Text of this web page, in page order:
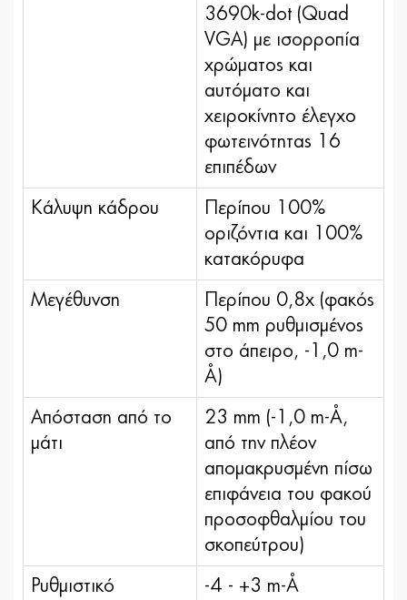
3690k-dot (Quad
VGA) με ισορροπία
χρώματος και
αυτόματο και
χειροκίνητο έλεγχο
φωτεινότητας 16
επιπέδων
Κάλυψη κάδρου
Περίπου 100%
οριζόντια και 100%
κατακόρυφα
Μεγέθυνση
Περίπου 0,8x (φακός
50 mm ρυθμισμένος
στο άπειρο, -1,0 m-
¹)
Απόσταση από το
μάτι
23 mm (-1,0 m-¹,
από την πλέον
απομακρυσμένη πίσω
επιφάνεια του φακού
προσοφθαλμίου του
σκοπεύτρου)
Ρυθμιστικό -4 - +3 m-¹